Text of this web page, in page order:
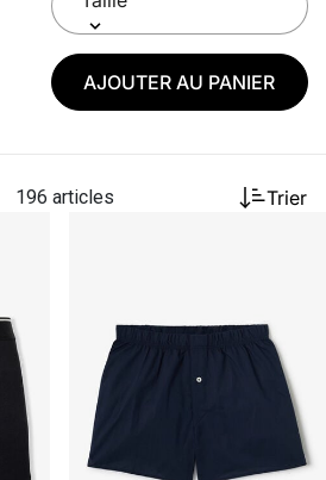
AJOUTER AU PANIER
196 articles Trier